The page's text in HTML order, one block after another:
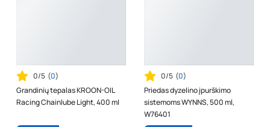
0/5 (0)
Grandinių tepalas KROON-OIL
Racing Chainlube Light, 400 ml
0/5 (0)
Priedas dyzelino įpurškimo
sistemoms WYNNS, 500 ml,
W76401